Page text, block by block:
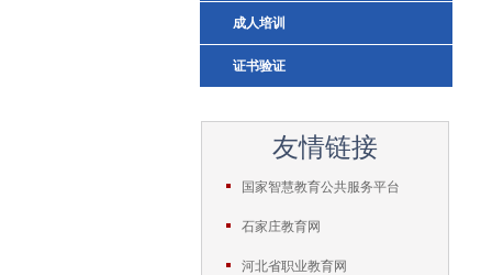
成人培训
证书验证
友情链接
国家智慧教育公共服务平台
石家庄教育网
河北省职业教育网